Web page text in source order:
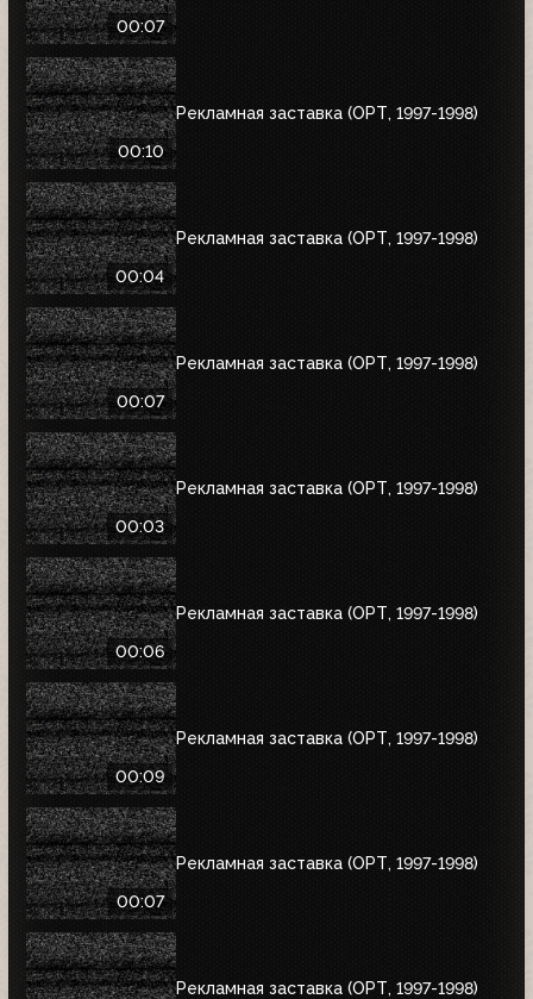
00:07
00:10
Рекламная заставка (ОРТ, 1997-1998)
00:04
Рекламная заставка (ОРТ, 1997-1998)
00:07
Рекламная заставка (ОРТ, 1997-1998)
00:03
Рекламная заставка (ОРТ, 1997-1998)
00:06
Рекламная заставка (ОРТ, 1997-1998)
00:09
Рекламная заставка (ОРТ, 1997-1998)
00:07
Рекламная заставка (ОРТ, 1997-1998)
Рекламная заставка (ОРТ, 1997-1998)